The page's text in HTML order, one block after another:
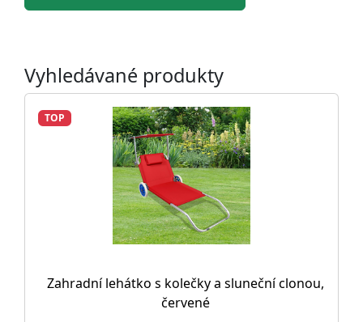
Vyhledávané produkty
TOP
Zahradní lehátko s kolečky a sluneční clonou,
červené